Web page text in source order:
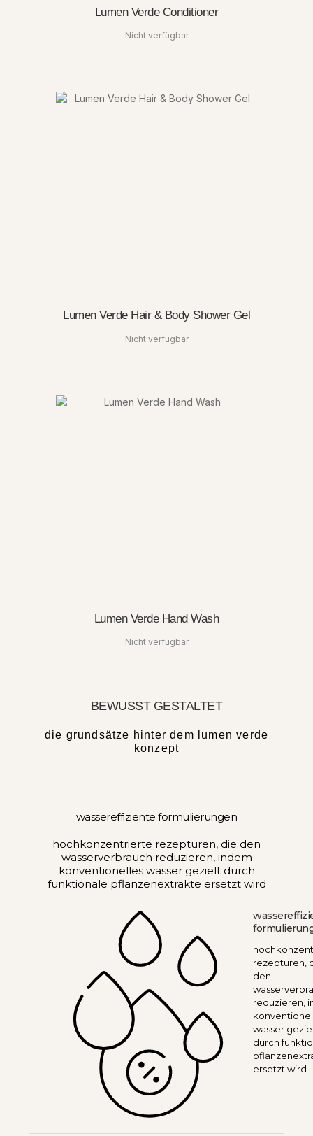
Lumen Verde Conditioner
Nicht verfügbar
Lumen Verde Hair & Body Shower Gel
Nicht verfügbar
Lumen Verde Hand Wash
Nicht verfügbar
BEWUSST GESTALTET
die grundsätze hinter dem lumen verde
konzept
wassereffiziente formulierungen
hochkonzentrierte rezepturen, die den
wasserverbrauch reduzieren, indem
konventionelles wasser gezielt durch
funktionale pflanzenextrakte ersetzt wird
rezepturen,
den
reduzieren,
wasser
durch
ersetzt wird